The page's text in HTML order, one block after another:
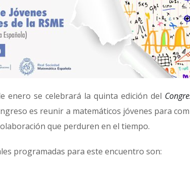
enero se celebrará la quinta edición del
es reunir a matemáticos jóvenes para
que perduren en el tiempo.
programadas para este encuentro son: